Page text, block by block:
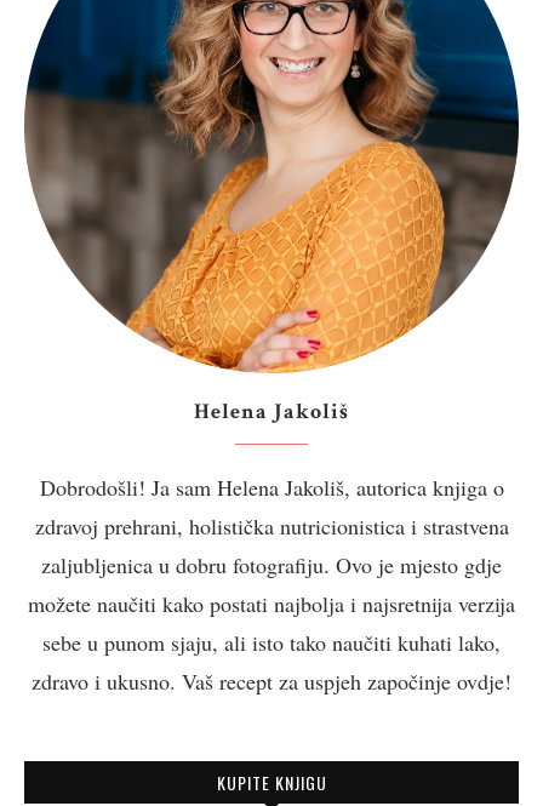
Helena Jakoliš
Dobrodošli! Ja sam Helena Jakoliš, autorica knjiga o
zdravoj prehrani, holistička nutricionistica i strastvena
zaljubljenica u dobru fotografiju. Ovo je mjesto gdje
možete naučiti kako postati najbolja i najsretnija verzija
sebe u punom sjaju, ali isto tako naučiti kuhati lako,
zdravo i ukusno. Vaš recept za uspjeh započinje ovdje!
KUPITE KNJIGU